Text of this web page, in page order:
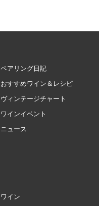
ペアリング日記
おすすめワイン＆レシピ
ヴィンテージチャート
ワインイベント
ニュース
ワイン